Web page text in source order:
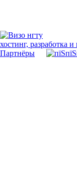
хостинг, разработка
Партнёры